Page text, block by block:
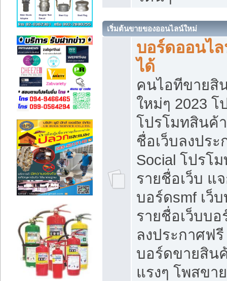
เริ่มต้นขายของออนไลน์ใหม่
บอร์ดออนไ
ได้
คนไอทีขายสิ
ใหม่ๆ 2023
โปรโมทสินค้
ชื่อเว็บลงปร
Social โปรโ
รายชื่อเว็บ แ
บอร์ดsmf เว็
รายชื่อเว็บบ
ลงประกาศฟรี
บอร์ดขายสิน
แรงๆ โพสขา